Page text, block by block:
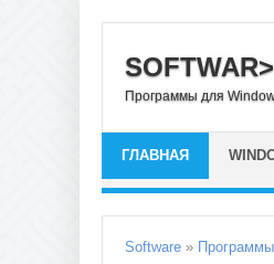
Программы для
ГЛАВНАЯ
Software »